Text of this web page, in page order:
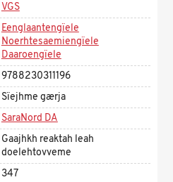
VGS
Eenglaantengïele
Noerhtesaemiengïele
Daaroengïele
9788230311196
Sïejhme gærja
SaraNord DA
Gaajhkh reaktah leah
doelehtovveme
347